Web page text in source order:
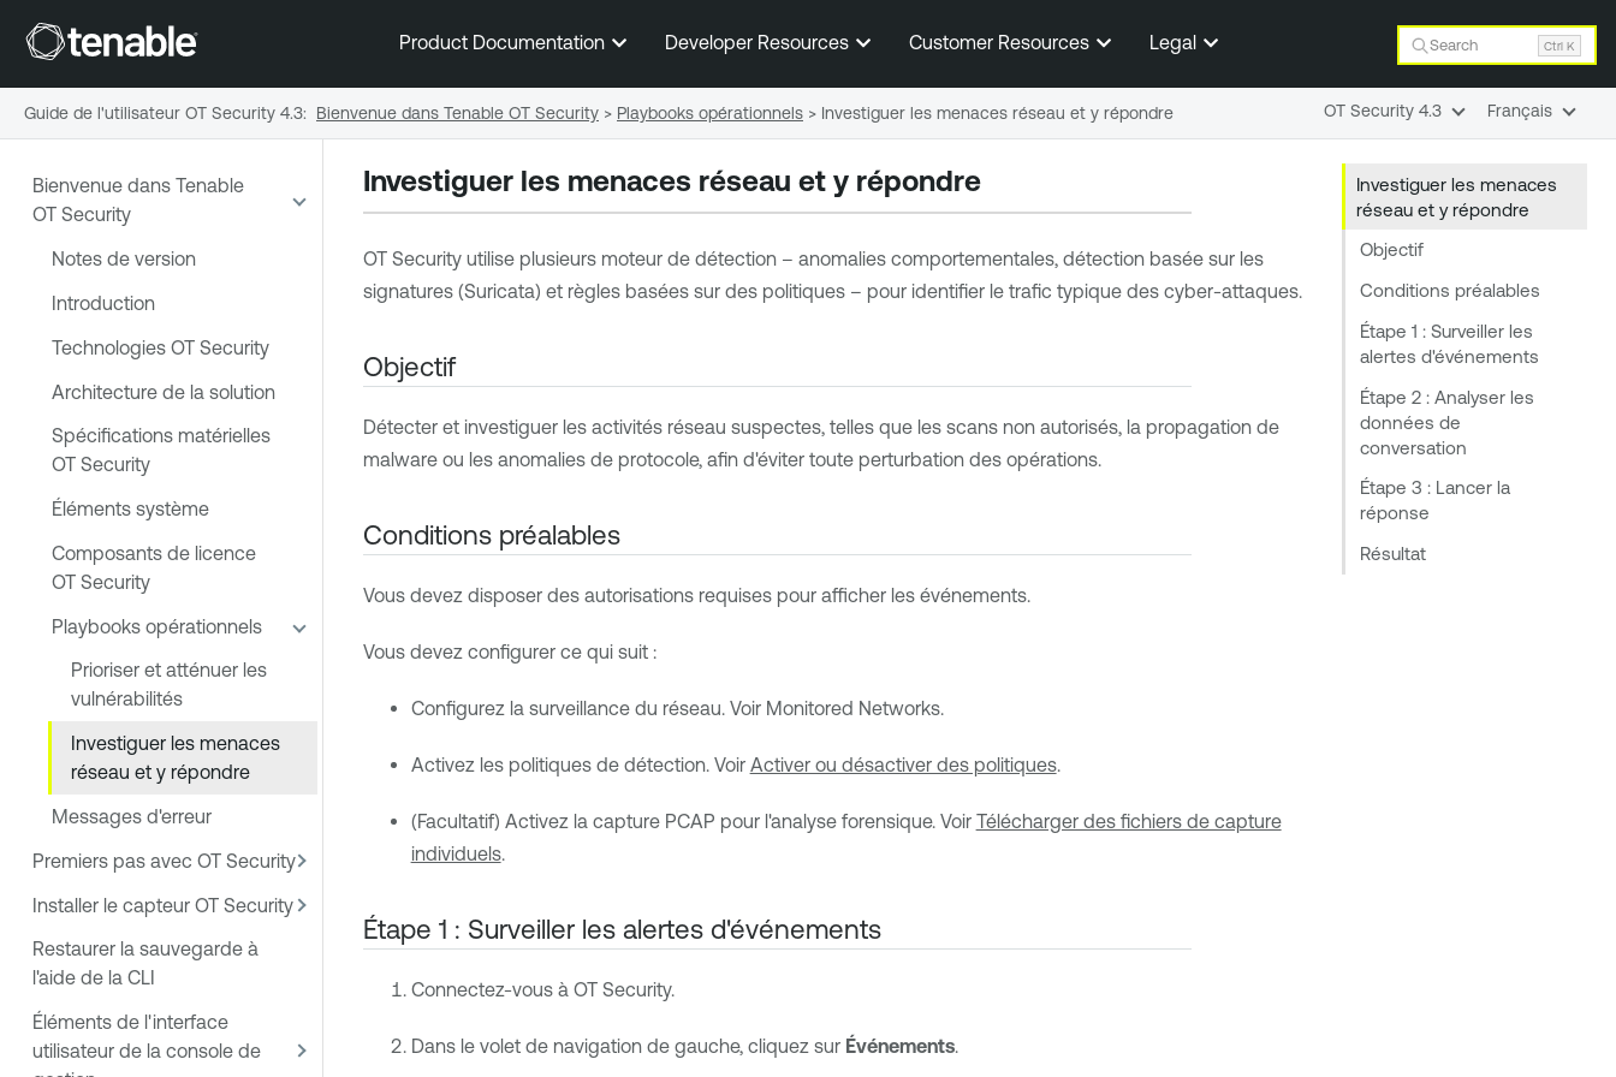
Passer au contenu principal
Product Documentation Developer Resources Customer Resources Legal Search Ctrl K
Bienvenue dans Tenable
OT Security
Notes de version
Introduction
Technologies OT Security
Architecture de la solution
Spécifications matérielles
OT Security
Éléments système
Composants de licence
OT Security
Playbooks opérationnels
Prioriser et atténuer les
vulnérabilités
Investiguer les menaces
réseau et y répondre
Messages d'erreur
Premiers pas avec OT Security
Installer le capteur OT Security
Restaurer la sauvegarde à
l'aide de la CLI
Éléments de l'interface
utilisateur de la console de
Investiguer les menaces
réseau et y répondre
Objectif
Conditions préalables
Étape 1 : Surveiller les
alertes d'événements
Étape 2 : Analyser les
données de
conversation
Étape 3 : Lancer la
réponse
Résultat
Investiguer les menaces réseau et y répondre
OT Securityutilise plusieurs moteur de détection – anomalies comportementales, détection basée sur les
signatures (Suricata) et règles basées sur des politiques – pour identifier le trafic typique des cyber-attaques.
Objectif
Détecter et investiguer les activités réseau suspectes, telles que les scans non autorisés, la propagation de
malware ou les anomalies de protocole, afin d'éviter toute perturbation des opérations.
Conditions préalables
Vous devez disposer des autorisations requises pour afficher les événements.
Vous devez configurer ce qui suit :
Configurez la surveillance du réseau. Voir Monitored Networks.
Activez les politiques de détection. Voir Activer ou désactiver des politiques.
(Facultatif) Activez la capture PCAP pour l'analyse forensique. Voir Télécharger des fichiers de capture
individuels.
Étape 1 : Surveiller les alertes d'événements
Connectez-vous à OT Security.
Dans le volet de navigation de gauche, cliquez sur Événements.
Guide de l'utilisateur OT Security 4.3: Bienvenue dans Tenable OT Security > Playbooks opérationnels > Investiguer les menaces réseau et y répondre OT Security 4.3 Français